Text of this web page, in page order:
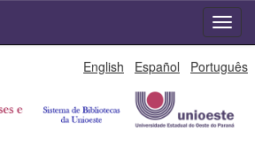
English Español Português